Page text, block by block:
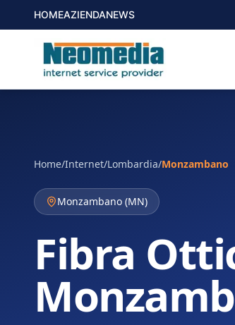
HOMEAZIENDANEWS
Home/Internet/Lombardia/Monzambano
Monzambano (MN)
Fibra